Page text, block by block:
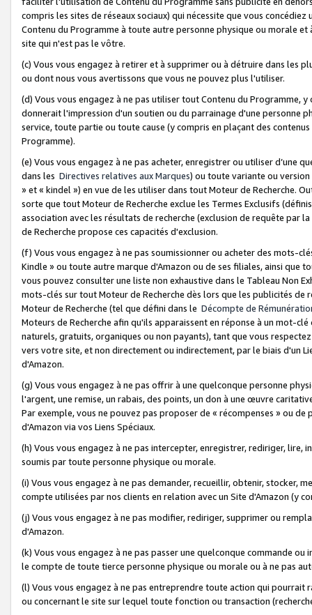
compris les sites de réseaux sociaux) qui nécessite que vous
Contenu du Programme à toute autre personne physique ou morale
site qui n'est pas le vôtre.
(c) Vous vous engagez à retirer et à supprimer ou à détruire dans les
ou dont nous vous avertissons que vous ne pouvez plus l'utiliser.
(d) Vous vous engagez à ne pas utiliser tout Contenu du Programme,
donnerait l'impression d'un soutien ou du parrainage d'une personne
service, toute partie ou toute cause (y compris en plaçant des
Programme).
(e) Vous vous engagez à ne pas acheter, enregistrer ou utiliser d’une
dans les Directives relatives aux Marques) ou toute variante ou
» et « kindel ») en vue de les utiliser dans tout Moteur de Recherche.
sorte que tout Moteur de Recherche exclue les Termes Exclusifs
association avec les résultats de recherche (exclusion de requête
de Recherche propose ces capacités d'exclusion.
(f) Vous vous engagez à ne pas soumissionner ou acheter des mots-
Kindle » ou toute autre marque d'Amazon ou de ses filiales, ainsi que
vous pouvez consulter une liste non exhaustive dans le Tableau Non
mots-clés sur tout Moteur de Recherche dès lors que les publicités de
Moteur de Recherche (tel que défini dans le Décompte de
Moteurs de Recherche afin qu'ils apparaissent en réponse à un mot-
naturels, gratuits, organiques ou non payants), tant que vous
vers votre site, et non directement ou indirectement, par le biais d'un
d'Amazon.
(g) Vous vous engagez à ne pas offrir à une quelconque personne
l'argent, une remise, un rabais, des points, un don à une œuvre
Par exemple, vous ne pouvez pas proposer de « récompenses » ou
d'Amazon via vos Liens Spéciaux.
(h) Vous vous engagez à ne pas intercepter, enregistrer, rediriger,
soumis par toute personne physique ou morale.
(i) Vous vous engagez à ne pas demander, recueillir, obtenir, stocker,
compte utilisées par nos clients en relation avec un Site d'Amazon (y
(j) Vous vous engagez à ne pas modifier, rediriger, supprimer ou
d'Amazon.
(k) Vous vous engagez à ne pas passer une quelconque commande
le compte de toute tierce personne physique ou morale ou à ne pas
(l) Vous vous engagez à ne pas entreprendre toute action qui
ou concernant le site sur lequel toute fonction ou transaction